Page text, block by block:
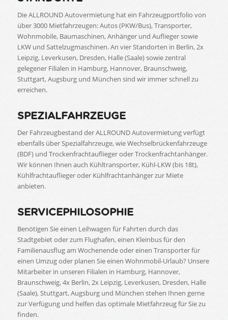
Die ALLROUND Autovermietung hat ein Fahrzeugportfolio von
über 3000 Mietfahrzeugen: Autos (PKW/Bus), Transporter,
Wohnmobile, Baumaschinen, Anhänger und Auflieger sowie
LKW und Sattelzugmaschinen. An vier Standorten in Berlin, 2x
Leipzig, Leverkusen, Dresden, Halle (Saale) sowie zentral
gelegener Filialen in Hamburg, Hannover, Braunschweig,
Stuttgart, Augsburg und München sind wir immer schnell zu
erreichen.
SPEZIALFAHRZEUGE
Der Fahrzeugbestand der ALLROUND Autovermietung verfügt
ebenfalls über Spezialfahrzeuge, wie Wechselbrückenfahrzeuge
(BDF) und Trockenfrachtauflieger oder Trockenfrachtanhänger.
Wir können Ihnen auch Kühltransporter, Kühl-LKW (bis 18t),
Kühlfrachtauflieger oder Kühlfrachtanhänger zur Miete
anbieten.
SERVICEPHILOSOPHIE
Benötigen Sie einen Leihwagen für Fahrten durch das
Stadtgebiet oder zum Flughafen, einen Kleinbus für den
Familienausflug am Wochenende oder einen Transporter für
einen Umzug oder planen Sie einen Wohnmobil-Urlaub? Unsere
Mitarbeiter in unseren Filialen in Hamburg, Hannover,
Braunschweig, 4x Berlin, 2x Leipzig, Leverkusen, Dresden, Halle
(Saale), Stuttgart, Augsburg und München stehen Ihnen gerne
zur Verfügung und helfen das optimale Mietfahrzeug für Sie zu
finden.